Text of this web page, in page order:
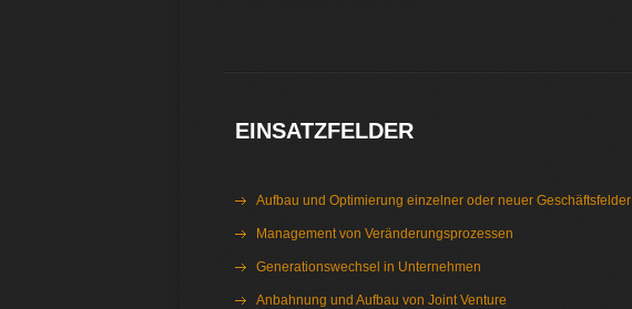
EINSATZFELDER
Aufbau und Optimierung einzelner oder neuer Geschäftsfelder
Management von Veränderungsprozessen
Generationswechsel in Unternehmen
Anbahnung und Aufbau von Joint Venture